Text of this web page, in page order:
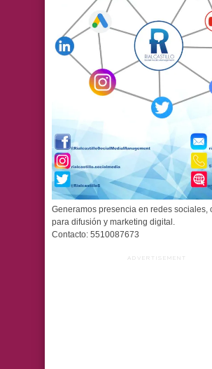
Generamos presencia en redes sociales,
para difusión y marketing digital.
Contacto: 5510087673
ADVERTISEMENT